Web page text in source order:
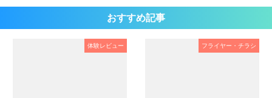
おすすめ記事
体験レビュー フライヤー・チラシ